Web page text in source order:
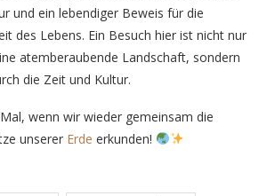
und ein lebendiger Beweis für die
des Lebens. Ein Besuch hier ist nicht nur
atemberaubende Landschaft, sondern
die Zeit und Kultur.
wenn wir wieder gemeinsam die
unserer Erde erkunden!